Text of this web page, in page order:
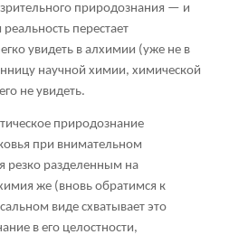
природознания — и
перестает
увидеть в алхимии (уже не в
научной химии, химической
не увидеть.
природознание
при внимательном
резко разделенным на
же (вновь обратимся к
виде схватывает это
в его целостности,